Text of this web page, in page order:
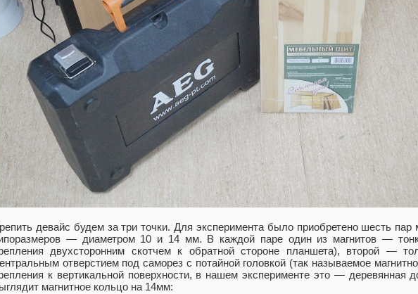
девайс будем за три точки. Для эксперимента было приобретено шесть пар
— диаметром 10 и 14 мм. В каждой паре один из магнитов —
двухсторонним скотчем к обратной стороне планшета), второй —
отверстием под саморез с потайной головкой (так называемое
к вертикальной поверхности, в нашем эксперименте это — деревянная
магнитное кольцо на 14мм: